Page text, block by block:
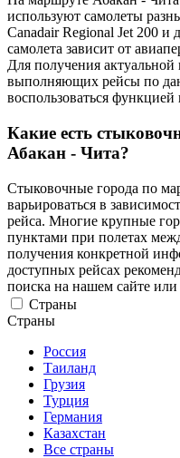
используют самолеты
Canadair Regional Jet 200
самолета зависит от
Для получения
выполняющих рейсы по
воспользоваться
Какие есть
Абакан - Чита?
Стыковочные города по
варьироваться в
рейса. Многие крупные
пунктами при полетах
получения конкретной
доступных рейсах
поиска на нашем сайте или
Страны
Страны
Россия
Таиланд
Грузия
Турция
Германия
Казахстан
Все страны